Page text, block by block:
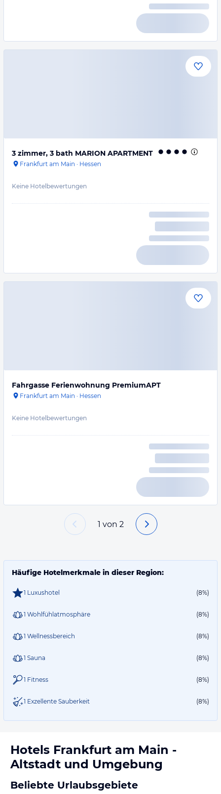
3 zimmer, 3 bath MARION APARTMENT
Frankfurt am Main · Hessen
Keine Hotelbewertungen
Fahrgasse Ferienwohnung PremiumAPT
Frankfurt am Main · Hessen
Keine Hotelbewertungen
1 von 2
Häufige Hotelmerkmale in dieser Region:
1 Luxushotel (8%)
1 Wohlfühlatmosphäre (8%)
1 Wellnessbereich (8%)
1 Sauna (8%)
1 Fitness (8%)
1 Exzellente Sauberkeit (8%)
Hotels Frankfurt am Main -
Altstadt und Umgebung
Beliebte Urlaubsgebiete